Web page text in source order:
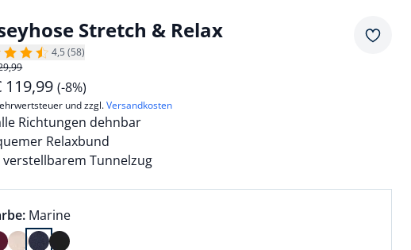
Stretch & Relax
4,5 (58)
119,99(-8%)
und zzgl.Versandkosten
Richtungen dehnbar
Relaxbund
Tunnelzug
aktuell ausgewählt:
Marine
Marine ausgewählt